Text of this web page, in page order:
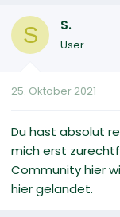
S S.
User
25. Oktober 2021
Du hast absolut
mich erst
Community hier
hier gelandet.